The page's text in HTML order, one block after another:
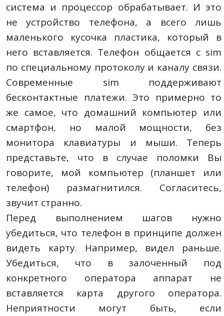
система и процессор обрабатывает. И это
не устройство телефона, а всего лишь
маленького кусочка пластика, который в
него вставляется. Телефон общается с sim
по специальному протоколу и каналу связи.
Современные sim поддерживают
бесконтактные платежи. Это примерно то
же самое, что домашний компьютер или
смартфон, но малой мощности, без
монитора клавиатуры и мыши. Теперь
представьте, что в случае поломки Вы
говорите, мой компьютер (планшет или
телефон) размагнитился. Согласитесь,
звучит странно.
Перед выполнением шагов нужно
убедиться, что телефон в принципе должен
видеть карту. Например, видел раньше.
Убедиться, что в залоченный под
конкретного оператора аппарат не
вставляется карта другого оператора.
Неприятности могут быть, если